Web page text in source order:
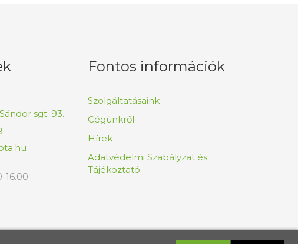
sgt. 93.
16.00
Fontos információk
Szolgáltatásaink
Cégünkről
Hírek
Adatvédelmi Szabályzat és
Tájékoztató